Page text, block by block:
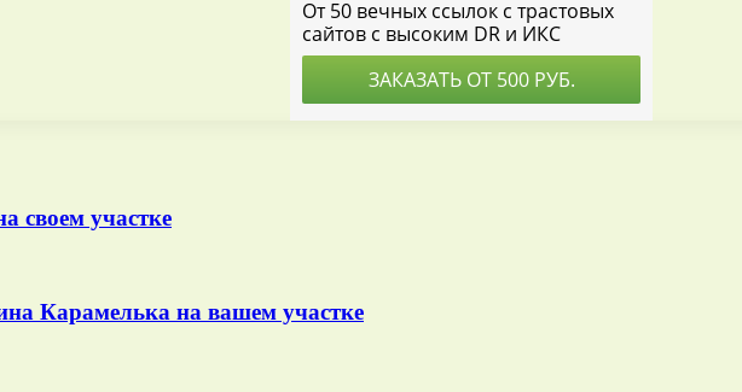
своем участке
Карамелька на вашем участке